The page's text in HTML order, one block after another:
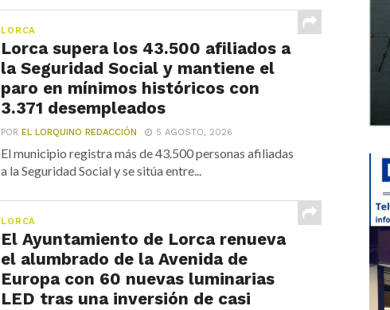
LORCA
Lorca supera los 43.500 afiliados a
la Seguridad Social y mantiene el
paro en mínimos históricos con
3.371 desempleados
POREL LORQUINO REDACCIÓN 5 AGOSTO, 2026
El municipio registra más de 43.500 personas afiliadas
a la Seguridad Social y se sitúa entre...
LORCA
El Ayuntamiento de Lorca renueva
el alumbrado de la Avenida de
Europa con 60 nuevas luminarias
LED tras una inversión de casi